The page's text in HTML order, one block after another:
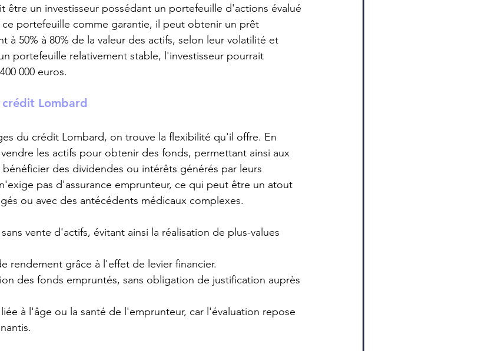
être un investisseur possédant un portefeuille d'actions évalué
ce portefeuille comme garantie, il peut obtenir un prêt
à 50% à 80% de la valeur des actifs, selon leur volatilité et
portefeuille relativement stable, l'investisseur pourrait
000 euros.
Lombard
du crédit Lombard, on trouve la flexibilité qu'il offre. En
les actifs pour obtenir des fonds, permettant ainsi aux
des dividendes ou intérêts générés par leurs
pas d'assurance emprunteur, ce qui peut être un atout
ou avec des antécédents médicaux complexes.
vente d'actifs, évitant ainsi la réalisation de plus-values
rendement grâce à l'effet de levier financier.
des fonds empruntés, sans obligation de justification auprès
à l'âge ou la santé de l'emprunteur, car l'évaluation repose